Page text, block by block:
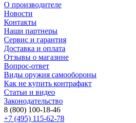
О производителе
Новости
Контакты
Наши партнеры
Сервис и гарантия
Доставка и оплата
Отзывы о магазине
Вопрос-ответ
Виды оружия самообороны
Как не купить контрафакт
Статьи и видео
Законодательство
8 (800) 100-18-46
+7 (495) 115-62-78